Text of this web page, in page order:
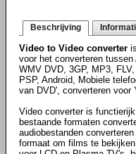
Beschrijving
Video to Video converter
voor het converteren
WMV DVD, 3GP, MP3,
PSP, Android, Mobiele
van DVD', converteren voor
Video converter is
bestaande formaten
audiobestanden
formaat om films te